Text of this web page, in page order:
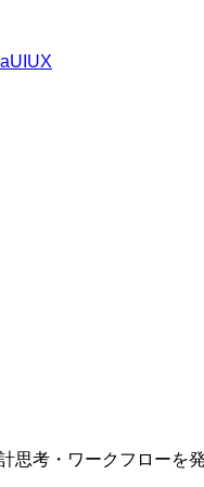
UI UX
考・ワークフローを発